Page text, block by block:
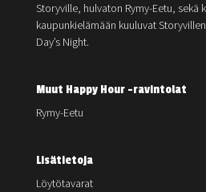
Storyville, hulvaton Rymy-Eetu, sekä
kaupunkielämään kuuluvat
Day’s Night.
Muut Happy Hour -ravintolat
Rymy-Eetu
Lisätietoja
Löytötavarat